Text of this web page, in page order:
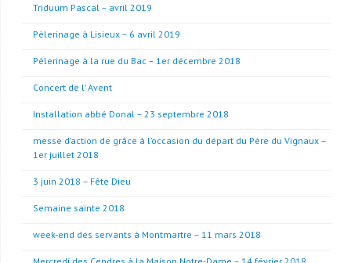
Triduum Pascal – avril 2019
Pèlerinage à Lisieux – 6 avril 2019
Pèlerinage à la rue du Bac – 1er décembre 2018
Concert de l’ Avent
Installation abbé Donal – 23 septembre 2018
messe d’action de grâce à l’occasion du départ du Père du Vignaux –
1er juillet 2018
3 juin 2018 – Fête Dieu
Semaine sainte 2018
week-end des servants à Montmartre – 11 mars 2018